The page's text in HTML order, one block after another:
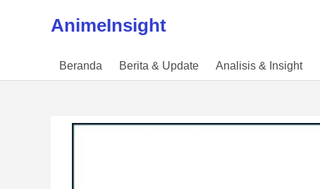
AnimeInsight
Beranda Berita & Update Analisis & Insight